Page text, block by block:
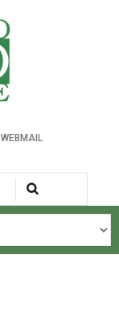
WEBMAIL